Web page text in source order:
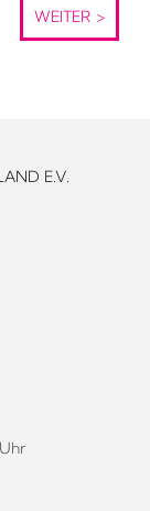
>
E.V.